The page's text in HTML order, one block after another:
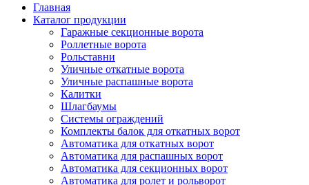
Главная
Каталог продукции
Гаражные секционные ворота
Роллетные ворота
Рольставни
Уличные откатные ворота
Уличные распашные ворота
Калитки
Шлагбаумы
Системы ограждений
Комплекты балок для откатных ворот
Автоматика для откатных ворот
Автоматика для распашных ворот
Автоматика для секционных ворот
Автоматика для ролет и рольворот